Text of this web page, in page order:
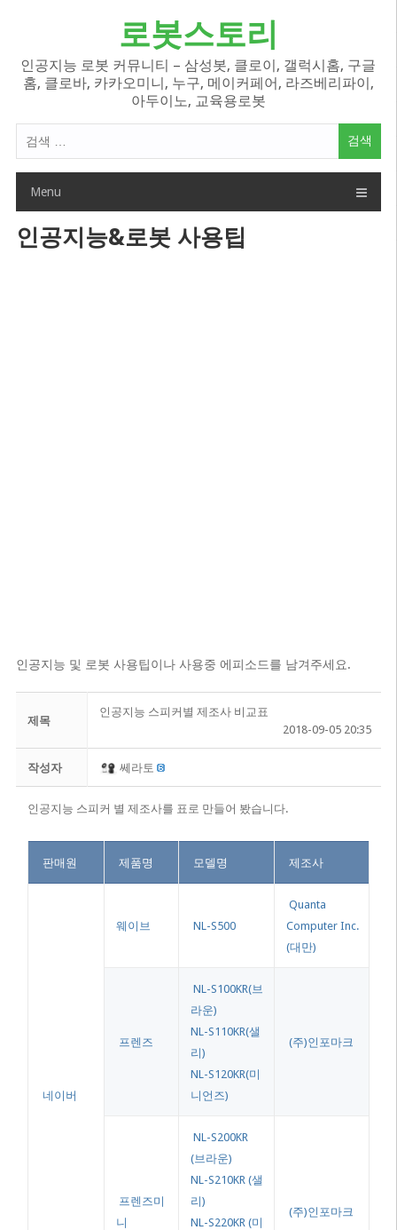
로봇스토리
인공지능 로봇 커뮤니티 – 삼성봇, 클로이, 갤럭시홈, 구글
홈, 클로바, 카카오미니, 누구, 메이커페어, 라즈베리파이,
아두이노, 교육용로봇
색
Menu
인공지능&로봇 사용팁
인공지능 및 로봇 사용팁이나 사용중 에피소드를 남겨주세요.
제목
인공지능 스피커별 제조사 비교표
2018-09-05 20:35
작성자 쎄라토
인공지능 스피커 별 제조사를 표로 만들어 봤습니다.
판매원 제품명 모델명 제조사
네이버
웨이브 NL-S500
Quanta
Computer Inc.
(대만)
프렌즈
NL-S100KR(브
라운)
NL-S110KR(샐
리)
NL-S120KR(미
니언즈)
(주)인포마크
프렌즈미
니
NL-S200KR
(브라운)
NL-S210KR (샐
리)
NL-S220KR (미
(주)인포마크